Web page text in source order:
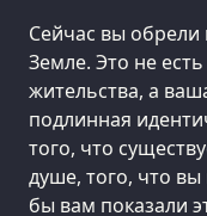
Сейчас вы обрели
Земле. Это не
жительства, а
подлинная
того, что
душе, того, что
бы вам показали